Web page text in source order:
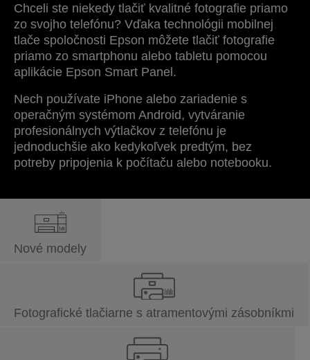
Chceli ste niekedy tlačiť kvalitné fotografie priamo
zo svojho telefónu? Vďaka technológii mobilnej
tlače spoločnosti Epson môžete tlačiť fotografie
priamo zo smartphonu alebo tabletu pomocou
aplikácie Epson Smart Panel.
Nech používate iPhone alebo zariadenie s
operačným systémom Android, vytváranie
profesionálnych výtlačkov z telefónu je
jednoduchšie ako kedykoľvek predtým, bez
potreby pripojenia k počítaču alebo notebooku.
Nové modely
Fotografické tlačiarne s atramentovými zásobníkmi